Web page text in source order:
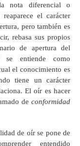
nota diferencial o
el carácter
pero también es
rebasa sus propios
de apertura del
se entiende como
el conocimiento es
tiene un carácter
El oír es hacer
deconformidad
de oír se pone de
entendido